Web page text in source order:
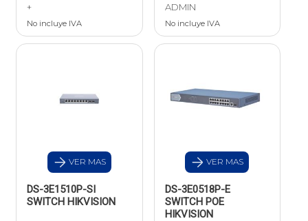
+
No incluye IVA
ADMIN
No incluye IVA
VER MAS
DS-3E1510P-SI
SWITCH HIKVISION
VER MAS
DS-3E0518P-E
SWITCH POE
HIKVISION